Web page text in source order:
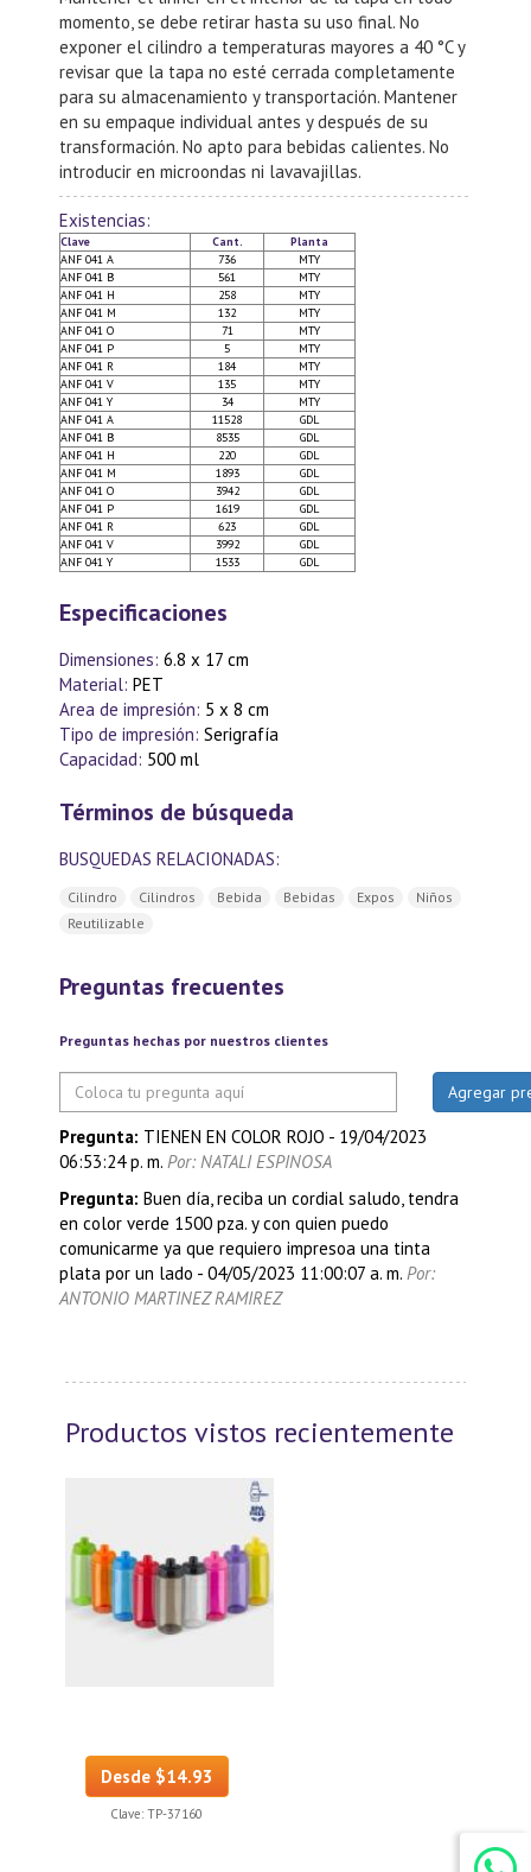
momento, se debe retirar hasta su uso final. No
exponer el cilindro a temperaturas mayores a 40 °C y
revisar que la tapa no esté cerrada completamente
para su almacenamiento y transportación. Mantener
en su empaque individual antes y después de su
transformación. No apto para bebidas calientes. No
introducir en microondas ni lavavajillas.
Existencias:
Clave Cant.
Planta
ANF 041 A
736
MTY
ANF 041 B
561
MTY
ANF 041 H
258
MTY
ANF 041 M
132
MTY
ANF 041 O
71
MTY
ANF 041 P
5
MTY
ANF 041 R
184
MTY
ANF 041 V
135
MTY
ANF 041 Y
34
MTY
ANF 041 A
11528
GDL
ANF 041 B
8535
GDL
ANF 041 H
220
GDL
ANF 041 M
1893
GDL
ANF 041 O
3942
GDL
ANF 041 P
1619
GDL
ANF 041 R
623
GDL
ANF 041 V
3992
GDL
ANF 041 Y
1533 GDL
Especificaciones
Dimensiones: 6.8 x 17 cm
Material: PET
Area de impresión: 5 x 8 cm
Tipo de impresión: Serigrafía
Capacidad: 500 ml
Términos de búsqueda
BUSQUEDAS RELACIONADAS:
Cilindro Cilindros Bebida Bebidas Expos
Niños
Reutilizable
Preguntas frecuentes
Preguntas hechas por nuestros clientes
Pregunta: TIENEN EN COLOR ROJO - 19/04/2023
06:53:24 p. m. Por: NATALI ESPINOSA
Pregunta: Buen día, reciba un cordial saludo, tendra
en color verde 1500 pza. y con quien puedo
comunicarme ya que requiero impresoa una tinta
plata por un lado - 04/05/2023 11:00:07 a. m. Por:
ANTONIO MARTINEZ RAMIREZ
Productos vistos recientemente
Desde $14.93
Clave: TP-37160